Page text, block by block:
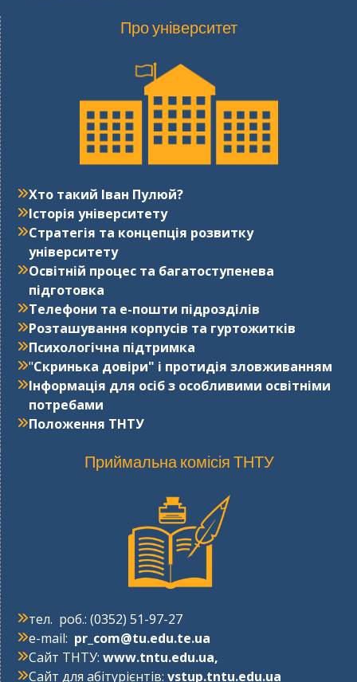
Про університет
Хто такий Іван Пулюй?
Історія університету
Стратегія та концепція розвитку
університету
Освітній процес та багатоступенева
підготовка
Телефони та е-пошти підрозділів
Розташування корпусів та гуртожитків
Психологічна підтримка
"Cкринька довіри" і протидія зловживанням
Інформація для осіб з особливими освітніми
потребами
Положення ТНТУ
Приймальна комісія ТНТУ
тел. роб.: (0352) 51-97-27
e-mail: pr_com@tu.edu.te.ua
Сайт ТНТУ: www.tntu.edu.ua,
Сайт для абітурієнтів: vstup.tntu.edu.ua